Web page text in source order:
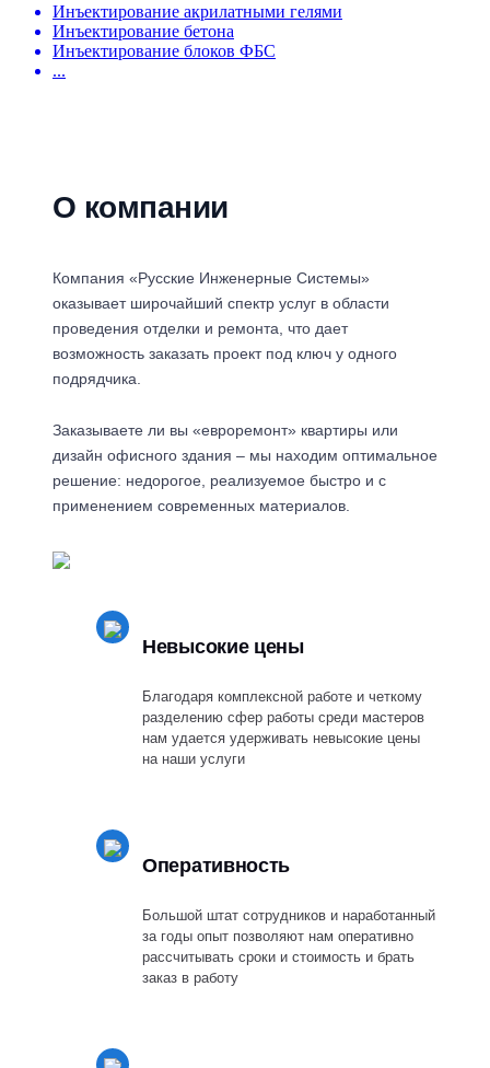
Инъектирование акрилатными гелями
Инъектирование бетона
Инъектирование блоков ФБС
...
О компании
Компания «Русские Инженерные Системы»
оказывает широчайший спектр услуг в области
проведения отделки и ремонта, что дает
возможность заказать проект под ключ у одного
подрядчика.
Заказываете ли вы «евроремонт» квартиры или
дизайн офисного здания – мы находим оптимальное
решение: недорогое, реализуемое быстро и с
применением современных материалов.
Невысокие цены
Благодаря комплексной работе и четкому
разделению сфер работы среди мастеров
нам удается удерживать невысокие цены
на наши услуги
Оперативность
Большой штат сотрудников и наработанный
за годы опыт позволяют нам оперативно
рассчитывать сроки и стоимость и брать
заказ в работу